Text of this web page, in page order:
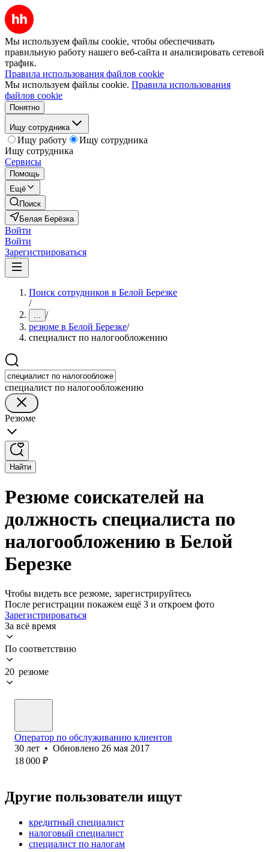
Мы используем файлы cookie, чтобы обеспечивать
правильную работу нашего веб-сайта и анализировать сетевой
трафик.
Правила использования файлов cookie
Мы используем файлы cookie. Правила использования
файлов cookie
Понятно
Ищу сотрудника
Ищу работу
Ищу сотрудника
Ищу сотрудника
Сервисы
Помощь
Ещё
Поиск
Белая Берёзка
Войти
Войти
Зарегистрироваться
Поиск сотрудников в Белой Березке
/
... /
резюме в Белой Березке/
специалист по налогообложению
специалист по налогообложению
Резюме
Найти
Резюме соискателей на
должность специалиста по
налогообложению в Белой
Березке
Чтобы видеть все резюме, зарегистрируйтесь
После регистрации покажем ещё 3 и откроем фото
Зарегистрироваться
За всё время
По соответствию
20 резюме
Оператор по обслуживанию клиентов
30 лет • Обновлено 26 мая 2017
18 000 ₽
Другие пользователи ищут
кредитный специалист
налоговый специалист
специалист по налогам